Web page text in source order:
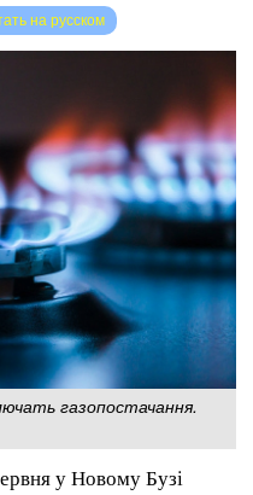
на русском
газопостачання.
у Новому Бузі